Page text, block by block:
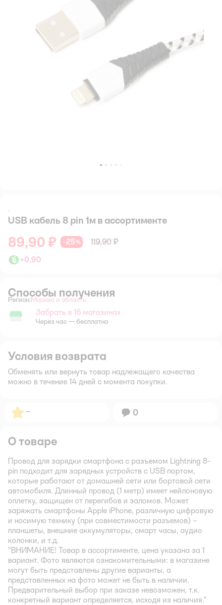
.
USB кабель 8 pin 1м в ассортименте
89,90 ₽ −25%
119,90 ₽
+0,90
Способы получения
Регион: Выбор адреса доставки.
Москва и область
Забрать в магазине
Забрать в 16 магазинах
Через час — бесплатно
Условия возврата
Обменять или вернуть товар надлежащего качества
можно в течение 14 дней с момента покупки.
Рейтинг:
– Вопросов:
0
О товаре
Провод для зарядки смартфона с разъемом Lightning 8-
pin подходит для зарядных устройств с USB портом,
которые работают от домашней сети или бортовой сети
автомобиля. Длинный провод (1 метр) имеет нейлоновую
оплетку, защищен от перегибов и заломов. Может
заряжать смартфоны Apple iPhone, различную цифровую
и носимую технику (при совместимости разъемов) –
планшеты, внешние аккумуляторы, смарт часы, аудио
колонки, и т.д.
"ВНИМАНИЕ! Товар в ассортименте, цена указана за 1
вариант. Фото являются ознакомительными: в магазине
могут быть представлены другие варианты, а
представленных на фото может не быть в наличии.
Предварительный выбор при заказе невозможен, т.к.
конкретный вариант определяется, исходя из наличия."